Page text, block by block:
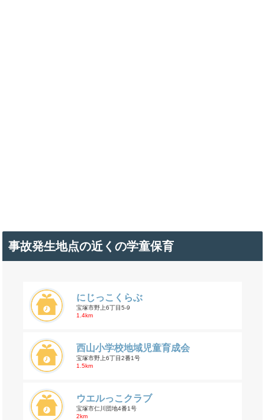
事故発生地点の近くの学童保育
にじっこくらぶ
宝塚市野上6丁目5-9
1.4km
西山小学校地域児童育成会
宝塚市野上6丁目2番1号
1.5km
ウエルっこクラブ
宝塚市仁川団地4番1号
2km